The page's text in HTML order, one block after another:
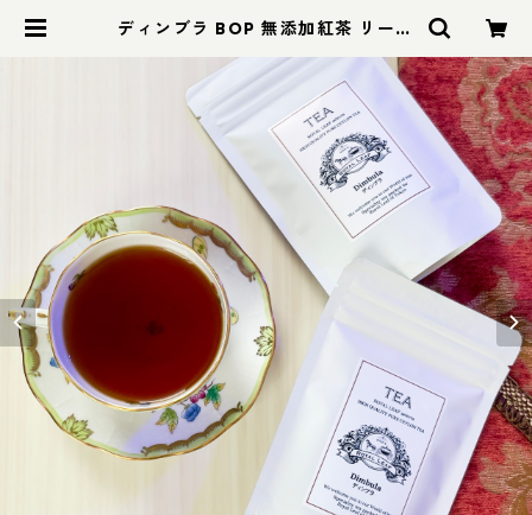
ディンブラ BOP 無添加紅茶 リーフ
無添加紅茶】ROYAL LEAF TEA
（ロイヤル・リーフティー）